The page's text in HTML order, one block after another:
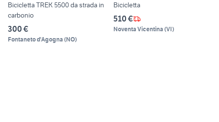
Bicicletta TREK 5500 da strada in
carbonio
300 €
Fontaneto d'Agogna (NO)
Bicicletta
510 €
Noventa Vicentina (VI)